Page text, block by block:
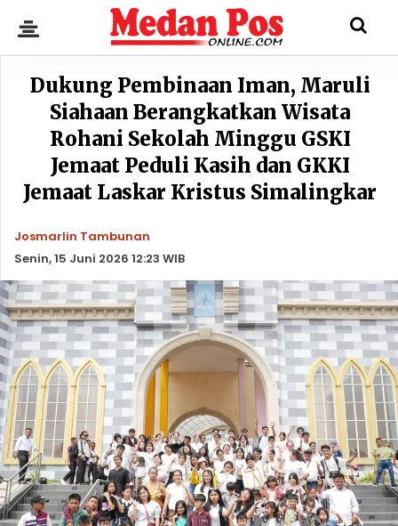
Dukung Pembinaan Iman, Maruli
Siahaan Berangkatkan Wisata
Rohani Sekolah Minggu GSKI
Jemaat Peduli Kasih dan GKKI
Jemaat Laskar Kristus Simalingkar
Josmarlin Tambunan
Senin, 15 Juni 2026 12:23 WIB